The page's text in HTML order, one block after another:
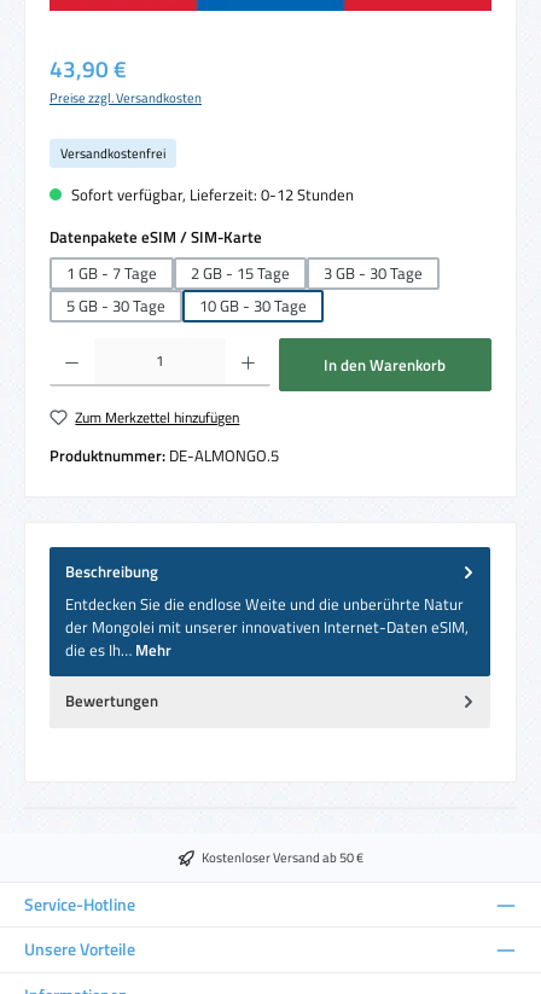
Regulärer Preis:
43,90 €
Preise zzgl. Versandkosten
Versandkostenfrei
Sofort verfügbar, Lieferzeit: 0-12 Stunden
Datenpakete eSIM / SIM-Karte
1 GB - 7 Tage
2 GB - 15 Tage
3 GB - 30 Tage
5 GB - 30 Tage
10 GB - 30 Tage
Produkt Anzahl: Gib den gewünschten Wert ein oder benutze die Schaltflächen um
In den Warenkorb
Zum Merkzettel hinzufügen
Produktnummer: DE-ALMONGO.5
Beschreibung
Entdecken Sie die endlose Weite und die unberührte Natur
der Mongolei mit unserer innovativen Internet-Daten eSIM,
die es Ih… Mehr
Bewertungen
Kostenloser Versand ab 50 €
Service-Hotline
Unsere Vorteile